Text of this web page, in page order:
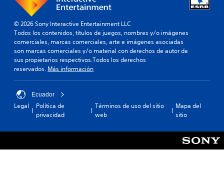
© 2026 Sony Interactive Entertainment LLC
Todos los contenidos, títulos de juegos, nombres y/o imágenes
comerciales, marcas comerciales, arte e imágenes asociadas
son marcas comerciales y/o material con derechos de autor de
sus propietarios respectivos.Todos los derechos
reservados. Más información
Ecuador
Legal
Política de
privacidad
Términos de uso del sitio
web
Mapa del
sitio